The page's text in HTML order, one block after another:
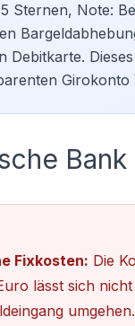
Sternen, Note:
Girokonto
Bank
Fixkosten: Die
lässt sich